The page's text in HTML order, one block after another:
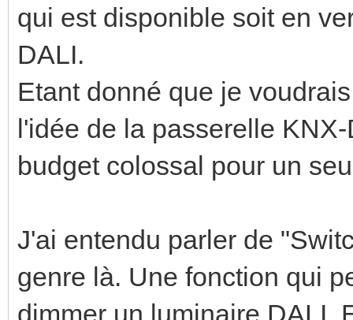
qui est disponible soit en
DALI.
Etant donné que je
l'idée de la passerelle
budget colossal pour un
J'ai entendu parler de
genre là. Une fonction qui
dimmer un luminaire DALI.